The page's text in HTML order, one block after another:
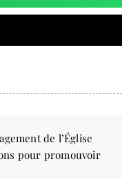
de l’Église
pour promouvoir